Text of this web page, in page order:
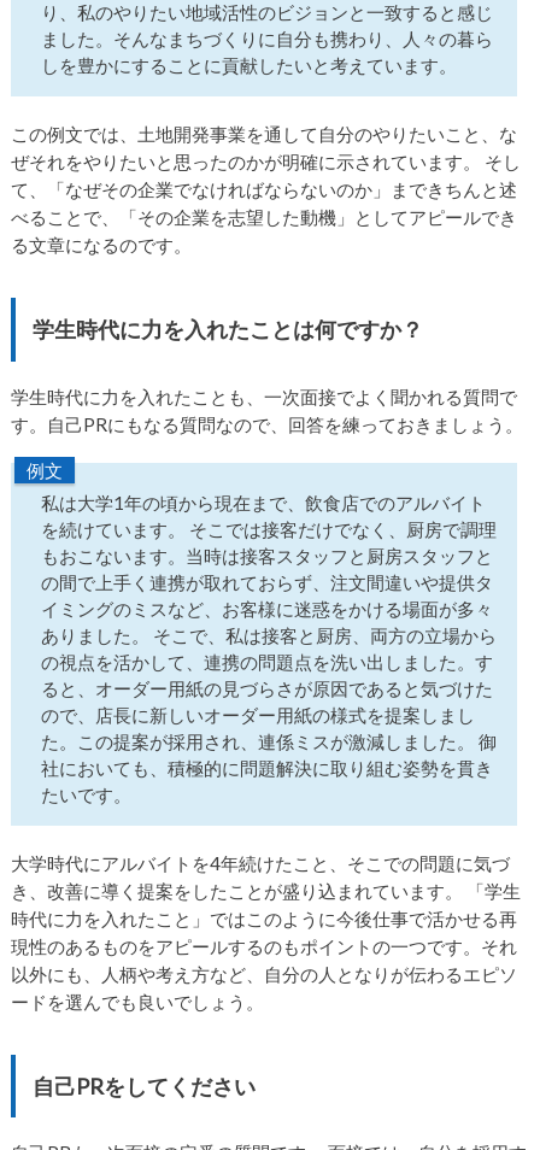
り、私のやりたい地域活性のビジョンと一致すると感じ
ました。そんなまちづくりに自分も携わり、人々の暮ら
しを豊かにすることに貢献したいと考えています。
この例文では、土地開発事業を通して自分のやりたいこと、な
ぜそれをやりたいと思ったのかが明確に示されています。 そし
て、「なぜその企業でなければならないのか」まできちんと述
べることで、「その企業を志望した動機」としてアピールでき
る文章になるのです。
学生時代に力を入れたことは何ですか？
学生時代に力を入れたことも、一次面接でよく聞かれる質問で
す。自己PRにもなる質問なので、回答を練っておきましょう。
例文
私は大学1年の頃から現在まで、飲食店でのアルバイト
を続けています。 そこでは接客だけでなく、厨房で調理
もおこないます。当時は接客スタッフと厨房スタッフと
の間で上手く連携が取れておらず、注文間違いや提供タ
イミングのミスなど、お客様に迷惑をかける場面が多々
ありました。 そこで、私は接客と厨房、両方の立場から
の視点を活かして、連携の問題点を洗い出しました。す
ると、オーダー用紙の見づらさが原因であると気づけた
ので、店長に新しいオーダー用紙の様式を提案しまし
た。この提案が採用され、連係ミスが激減しました。 御
社においても、積極的に問題解決に取り組む姿勢を貫き
たいです。
大学時代にアルバイトを4年続けたこと、そこでの問題に気づ
き、改善に導く提案をしたことが盛り込まれています。 「学生
時代に力を入れたこと」ではこのように今後仕事で活かせる再
現性のあるものをアピールするのもポイントの一つです。それ
以外にも、人柄や考え方など、自分の人となりが伝わるエピソ
ードを選んでも良いでしょう。
自己PRをしてください